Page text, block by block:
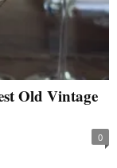
Old Vintage
0